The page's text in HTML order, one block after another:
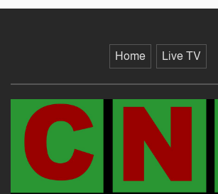
সাকিব আল হাসান
দেশে আসেন, দেখা
হাসিনাকে ভারপ্রাপ্ত
চুয়াডাঙ্গায়
মামলায় ছাত্রলীগ
Home Live TV